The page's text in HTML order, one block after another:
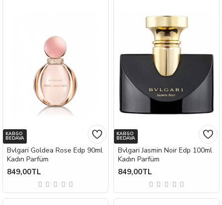
KARGO
BEDAVA
Bvlgari Goldea Rose Edp 90ml
Kadın Parfüm
849,00TL
KARGO
BEDAVA
Bvlgari Jasmin Noir Edp 100ml
Kadın Parfüm
849,00TL